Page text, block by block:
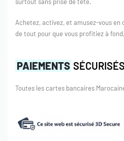
surtout sans prise de tête.
Achetez, activez, et amusez-vous en
de tout pour que vous profitiez à
PAIEMENTS SÉCURISÉS
Toutes les cartes bancaires